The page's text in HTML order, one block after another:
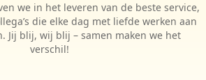
we in het leveren van de beste service,
die elke dag met liefde werken aan
Jij blij, wij blij – samen maken we het
verschil!